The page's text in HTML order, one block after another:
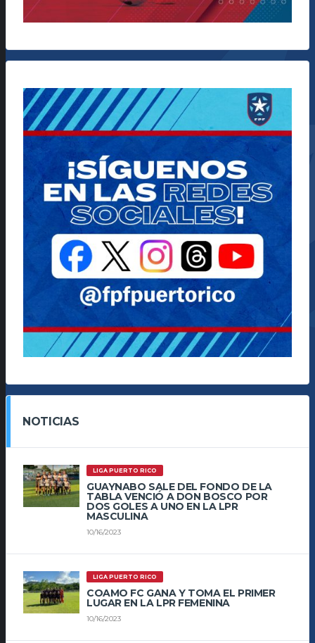
NOTICIAS
LIGA PUERTO RICO
GUAYNABO SALE DEL FONDO DE LA
TABLA VENCIÓ A DON BOSCO POR
DOS GOLES A UNO EN LA LPR
MASCULINA
10/16/2023
LIGA PUERTO RICO
COAMO FC GANA Y TOMA EL PRIMER
LUGAR EN LA LPR FEMENINA
10/16/2023